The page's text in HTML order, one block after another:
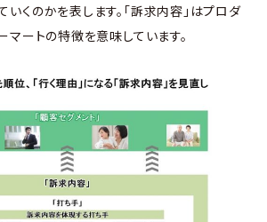
いくのかを表します。「訴求内容」はプロダ
マートの特徴を意味しています。